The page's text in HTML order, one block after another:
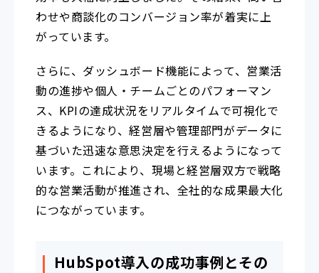
わせや商談化のコンバージョン率が着実に上
がっています。
さらに、ダッシュボード機能によって、営業活
動の進捗や個人・チームごとのパフォーマン
ス、KPIの達成状況をリアルタイムで可視化で
きるようになり、経営層や管理部門がデータに
基づいた迅速な意思決定を行えるようになって
います。これにより、現場と経営層双方で戦略
的な営業活動が推進され、全社的な成果最大化
につながっています。
HubSpot導入の成功事例とその